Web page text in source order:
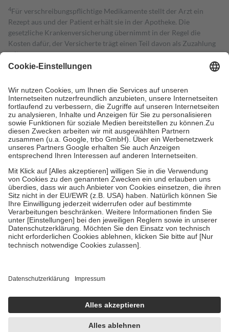
4Für verschreibungspflichtige Medikamente stellt der Arzt ein
Rezept aus und der Patient erhält sie in der Apotheke. Die
gesetzliche Krankenversicherung übernimmt in der Regel die
Kosten dafür, der Versicherte trägt einen Teil davon als Zuzahlung
mit.
Grundsätzlich leisten Mitglieder Zuzahlungen in Höhe von zehn
höchstens zehn Euro.
Es sind jedoch nie mehr als die tatsächlichen
Kosten der Leistung zu entrichten.
Diese Regeln gelten grundsätzlich auch für Online-Apotheken.
Bei Heilmitteln und häuslicher Krankenpflege beträgt die
Zuzahlung zehn Prozent der Kosten sowie zehn Euro je
Verordnung.
Um das Engagement der Versicherten für ihre eigene Gesundheit zu
stärken und die besondere Stellung der Familie zu unterstützen,
fallenkeine Zuzahlungenan bei:
• Kindern und Jugendlichen bis zum vollendeten 18. Lebensjahr
mit Ausnahme der Fahrkosten
• Untersuchungen zur Vorsorge und Früherkennung, die von der
GKV getragen werden
• empfohlenen Schutzimpfungen
• Harn- und Blutteststreifen
getroffen, um sicherzustellen, dass es sich um echte Bewertungen
https://help.etrusted.com/hc/de/articles/4419944605341
Einige Bilder und Inhalte wurden unter Zuhilfenahme künstlicher